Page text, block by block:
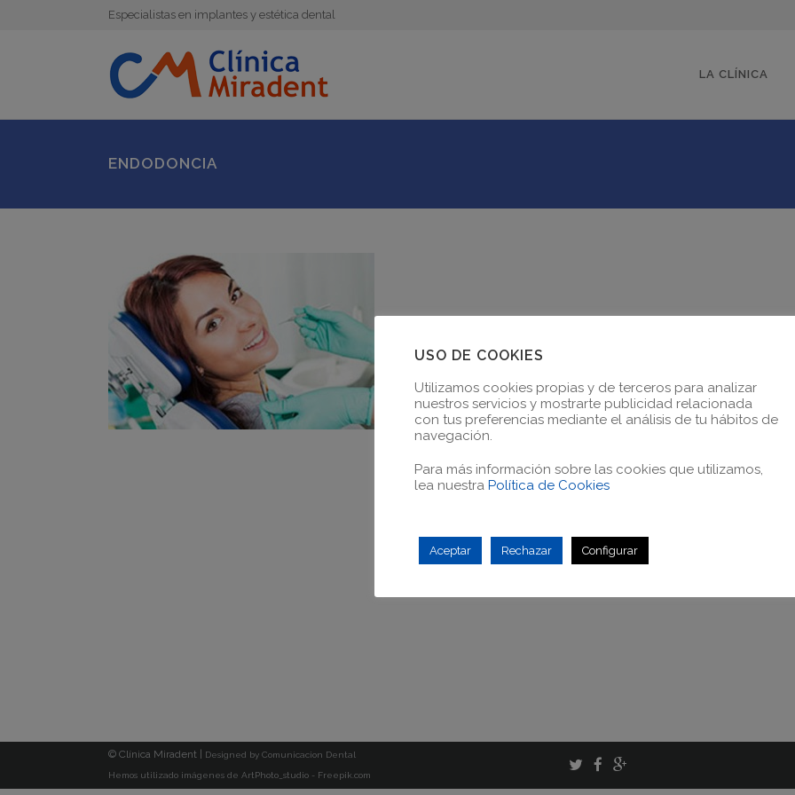
Especialistas en implantes y estética dental
LA CLÍNICA
ENDODONCIA
© Clínica Miradent | Designed by Comunicacion Dental
Hemos utilizado imágenes de ArtPhoto_studio - Freepik.com
USO DE COOKIES
Utilizamos cookies propias y de terceros para analizar
nuestros servicios y mostrarte publicidad relacionada
con tus preferencias mediante el análisis de tu hábitos de
navegación.
Para más información sobre las cookies que utilizamos,
lea nuestra Política de Cookies
Aceptar Rechazar Configurar